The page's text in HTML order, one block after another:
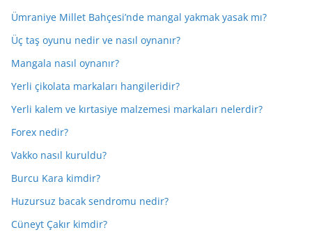
Ümraniye Millet Bahçesi’nde mangal yakmak yasak mı?
Üç taş oyunu nedir ve nasıl oynanır?
Mangala nasıl oynanır?
Yerli çikolata markaları hangileridir?
Yerli kalem ve kırtasiye malzemesi markaları nelerdir?
Forex nedir?
Vakko nasıl kuruldu?
Burcu Kara kimdir?
Huzursuz bacak sendromu nedir?
Cüneyt Çakır kimdir?